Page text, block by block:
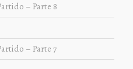
– Parte 8
– Parte 7